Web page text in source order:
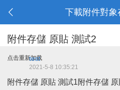
下載附件對象
附件存儲 原貼 測試2
点击重新加载
test
2021-5-8 10:35:21
附件存儲 原貼 測試1附件存儲